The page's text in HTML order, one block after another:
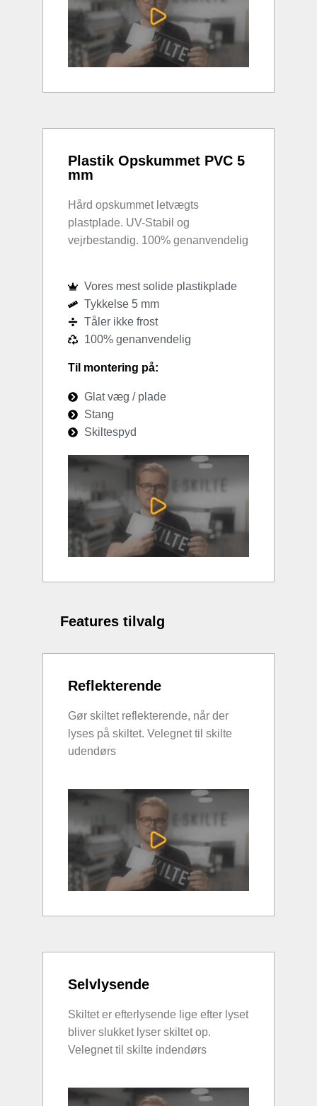
Plastik Opskummet PVC 5
mm
Hård opskummet letvægts
plastplade. UV-Stabil og
vejrbestandig. 100% genanvendelig
Vores mest solide plastikplade
Tykkelse 5 mm
Tåler ikke frost
100% genanvendelig
Til montering på:
Glat væg / plade
Stang
Skiltespyd
Features tilvalg
Reflekterende
Gør skiltet reflekterende, når der
lyses på skiltet. Velegnet til skilte
udendørs
Selvlysende
Skiltet er efterlysende lige efter lyset
bliver slukket lyser skiltet op.
Velegnet til skilte indendørs